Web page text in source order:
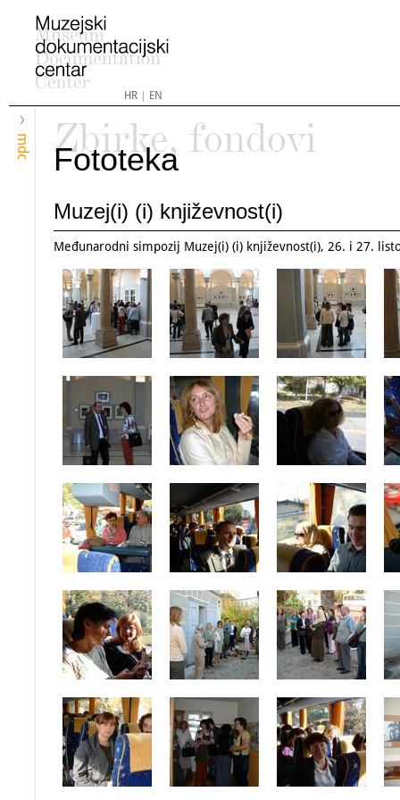
HR| EN
mdc
Zbirke, fondovi
Fototeka
Muzej(i) (i) književnost(i)
Međunarodni simpozij Muzej(i) (i) književnost(i), 26. i 27.